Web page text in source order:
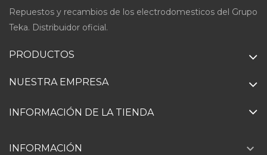
Repuestos y recambios de los electrodomesticos del Grupo
Teka. Distribuidor oficial.
PRODUCTOS
NUESTRA EMPRESA
INFORMACIÓN DE LA TIENDA
INFORMACIÓN 